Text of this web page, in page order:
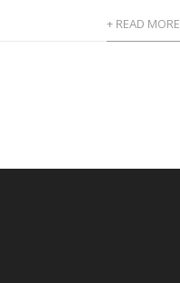
+ READ MORE